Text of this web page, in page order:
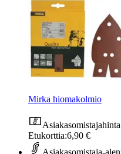
Mirka hiomakolmio
Asiakasomistajahinta
Etukorttia:6,90 €